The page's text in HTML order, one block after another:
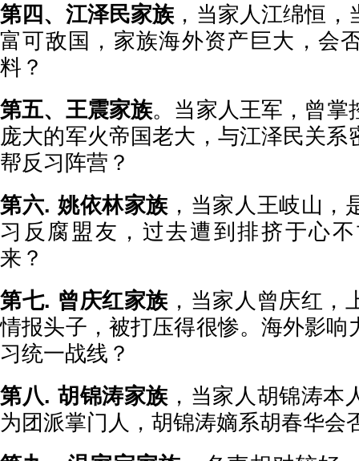
第四、江泽民家族 ，当家人江绵恒
富可敌国，家族海外资产巨大，会
料？
第五、王震家族。当家人王军，曾掌
庞大的军火帝国老大，与江泽民关系
帮反习阵营？
第六. 姚依林家族 ，当家人王岐山，
习反腐盟友，过去遭到排挤于心
来？
第七. 曾庆红家族 ，当家人曾庆红，
情报头子，被打压得很惨。海外影响
习统一战线？
第八. 胡锦涛家族 ，当家人胡锦涛本
为团派掌门人，胡锦涛嫡系胡春华会